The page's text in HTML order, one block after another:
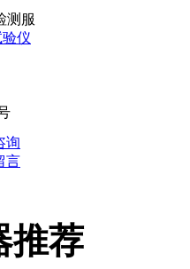
测服
仪
推荐